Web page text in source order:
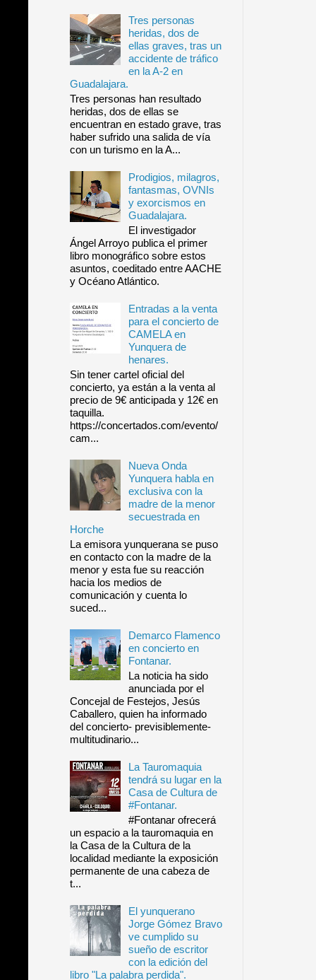
Tres personas
heridas, dos de
ellas graves, tras un
accidente de tráfico
en la A-2 en
Guadalajara.
Tres personas han resultado
heridas, dos de ellas se
encuentran en estado grave, tras
haber sufrido una salida de vía
con un turismo en la A...
Prodigios, milagros,
fantasmas, OVNIs
y exorcismos en
Guadalajara.
El investigador
Ángel Arroyo publica el primer
libro monográfico sobre estos
asuntos, coeditado entre AACHE
y Océano Atlántico.
Entradas a la venta
para el concierto de
CAMELA en
Yunquera de
henares.
Sin tener cartel oficial del
concierto, ya están a la venta al
precio de 9€ anticipada y 12€ en
taquilla.
https://concertados.com/evento/
cam...
Nueva Onda
Yunquera habla en
exclusiva con la
madre de la menor
secuestrada en
Horche
La emisora yunquerana se puso
en contacto con la madre de la
menor y esta fue su reacción
hacia los medios de
comunicación y cuenta lo
suced...
Demarco Flamenco
en concierto en
Fontanar.
La noticia ha sido
anunciada por el
Concejal de Festejos, Jesús
Caballero, quien ha informado
del concierto- previsiblemente-
multitudinario...
La Tauromaquia
tendrá su lugar en la
Casa de Cultura de
#Fontanar.
#Fontanar ofrecerá
un espacio a la tauromaquia en
la Casa de la Cultura de la
localidad mediante la exposición
permanente de una cabeza de
t...
El yunquerano
Jorge Gómez Bravo
ve cumplido su
sueño de escritor
con la edición del
libro "La palabra perdida".